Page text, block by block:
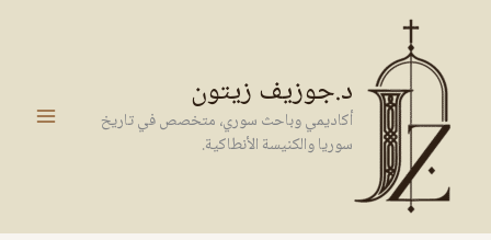
المحتوى
د.جوزيف زيتون
أكاديمي وباحث سوري، متخصص في تاريخ
سوريا والكنيسة الأنطاكية.